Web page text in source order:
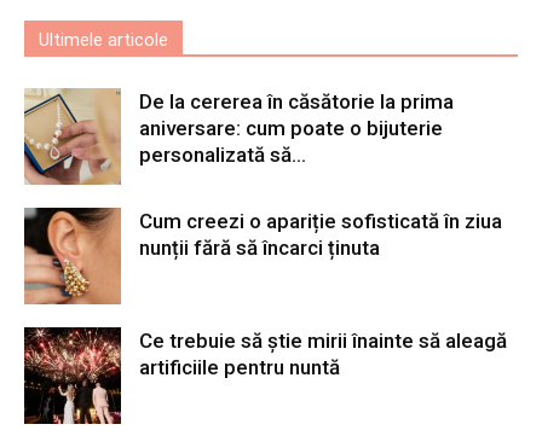
Ultimele articole
De la cererea în căsătorie la prima
aniversare: cum poate o bijuterie
personalizată să...
Cum creezi o apariție sofisticată în ziua
nunții fără să încarci ținuta
Ce trebuie să știe mirii înainte să aleagă
artificiile pentru nuntă